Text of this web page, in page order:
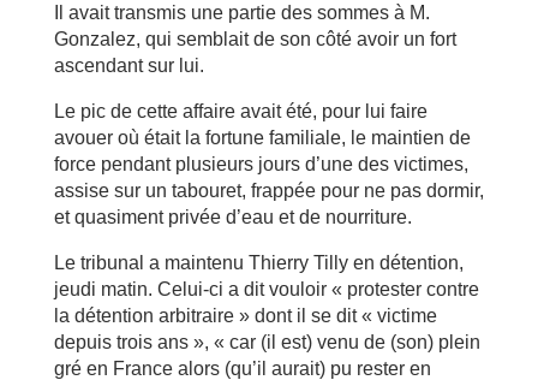
Il avait transmis une partie des sommes à M.
Gonzalez, qui semblait de son côté avoir un fort
ascendant sur lui.
Le pic de cette affaire avait été, pour lui faire
avouer où était la fortune familiale, le maintien de
force pendant plusieurs jours d’une des victimes,
assise sur un tabouret, frappée pour ne pas dormir,
et quasiment privée d’eau et de nourriture.
Le tribunal a maintenu Thierry Tilly en détention,
jeudi matin. Celui-ci a dit vouloir « protester contre
la détention arbitraire » dont il se dit « victime
depuis trois ans », « car (il est) venu de (son) plein
gré en France alors (qu’il aurait) pu rester en